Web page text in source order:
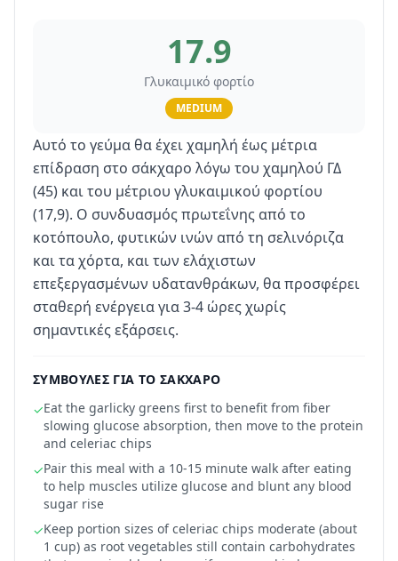
17.9
Γλυκαιμικό φορτίο
MEDIUM
Αυτό το γεύμα θα έχει χαμηλή έως μέτρια
επίδραση στο σάκχαρο λόγω του χαμηλού ΓΔ
(45) και του μέτριου γλυκαιμικού φορτίου
(17,9). Ο συνδυασμός πρωτεΐνης από το
κοτόπουλο, φυτικών ινών από τη σελινόριζα
και τα χόρτα, και των ελάχιστων
επεξεργασμένων υδατανθράκων, θα προσφέρει
σταθερή ενέργεια για 3-4 ώρες χωρίς
σημαντικές εξάρσεις.
ΣΥΜΒΟΥΛΈΣ ΓΙΑ ΤΟ ΣΆΚΧΑΡΟ
✓Eat the garlicky greens first to benefit from fiber
slowing glucose absorption, then move to the protein
and celeriac chips
✓Pair this meal with a 10-15 minute walk after eating
to help muscles utilize glucose and blunt any blood
sugar rise
✓Keep portion sizes of celeriac chips moderate (about
1 cup) as root vegetables still contain carbohydrates